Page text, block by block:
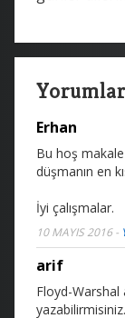
Erhan
Bu hoş
düşmanın en
İyi çalışmalar.
10 MAYIS 2016-
arif
Floyd-Warshal
yazabilirmisiniz.